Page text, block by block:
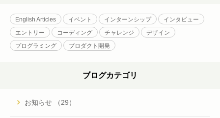
English Articles イベント インターンシップ
インタビュー
エントリー
コーディング チャレンジ
デザイン
プログラミング
プロダクト開発
ブログカテゴリ
お知らせ （29）